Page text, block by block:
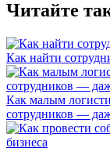
Читайте
Как найти
Как малым
сотрудников —